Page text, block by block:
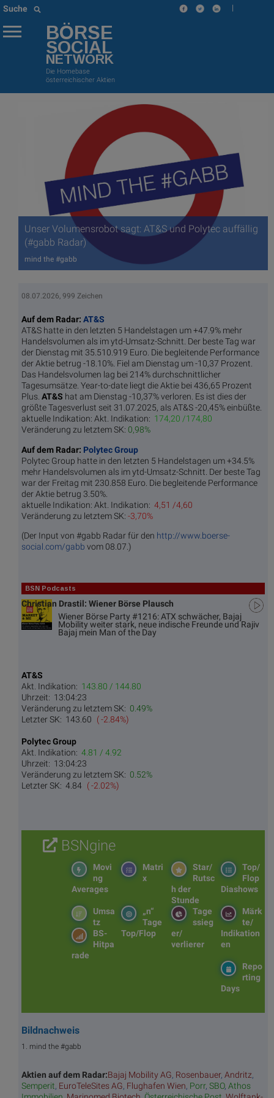
Suche |
BÖRSE
SOCIAL
NETWORK
Die Homebase
österreichischer Aktien
Unser Volumensrobot sagt: AT&S und Polytec auffällig
(#gabb Radar)
mind the #gabb
08.07.2026, 999 Zeichen
Auf dem Radar: AT&S
AT&S hatte in den letzten 5 Handelstagen um +47.9% mehr
Handelsvolumen als im ytd-Umsatz-Schnitt. Der beste Tag war
der Dienstag mit 35.510.919 Euro. Die begleitende Performance
der Aktie betrug -18.10%. Fiel am Dienstag um -10,37 Prozent.
Das Handelsvolumen lag bei 214% durchschnittlicher
Tagesumsätze. Year-to-date liegt die Aktie bei 436,65 Prozent
Plus. AT&S hat am Dienstag -10,37% verloren. Es ist dies der
größte Tagesverlust seit 31.07.2025, als AT&S -20,45% einbüßte.
aktuelle Indikation: Akt. Indikation: 174,20 /174,80
Veränderung zu letztem SK: 0,98%
Auf dem Radar: Polytec Group
Polytec Group hatte in den letzten 5 Handelstagen um +34.5%
mehr Handelsvolumen als im ytd-Umsatz-Schnitt. Der beste Tag
war der Freitag mit 230.858 Euro. Die begleitende Performance
der Aktie betrug 3.50%.
aktuelle Indikation: Akt. Indikation: 4,51 /4,60
Veränderung zu letztem SK: -3,70%
(Der Input von #gabb Radar für den http://www.boerse-
social.com/gabb vom 08.07.)
BSN Podcasts
Christian Drastil: Wiener Börse Plausch
Wiener Börse Party #1216: ATX schwächer, Bajaj
Mobility weiter stark, neue indische Freunde und Rajiv
Bajaj mein Man of the Day
AT&S
Akt. Indikation: 143.80 / 144.80
Uhrzeit: 13:04:23
Veränderung zu letztem SK: 0.49%
Letzter SK: 143.60 ( -2.84%)
Polytec Group
Akt. Indikation: 4.81 / 4.92
Uhrzeit: 13:04:23
Veränderung zu letztem SK: 0.52%
Letzter SK: 4.84 ( -2.02%)
BSNgine
Top/
Flop
Diashows
Star/
Rutsc
h der
Stunde
Matri
x
Movi
ng
Averages
Märk
te/
Indikation
en
Tage
ssieg
er/
verlierer
„n“
Tage
Top/Flop
Umsa
tz
BS-
Hitpa
rade
Repo
rting
Days
Bildnachweis
1. mind the #gabb
Aktien auf dem Radar:Bajaj Mobility AG, Rosenbauer, Andritz,
Semperit, EuroTeleSites AG, Flughafen Wien, Porr, SBO, Athos